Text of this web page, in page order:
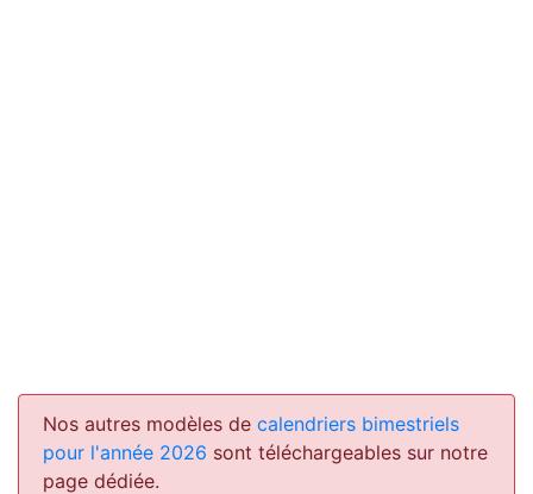
Nos autres modèles de calendriers bimestriels
pour l'année 2026 sont téléchargeables sur notre
page dédiée.